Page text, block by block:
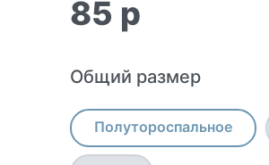
85 p
Общий размер
Полутороспальное